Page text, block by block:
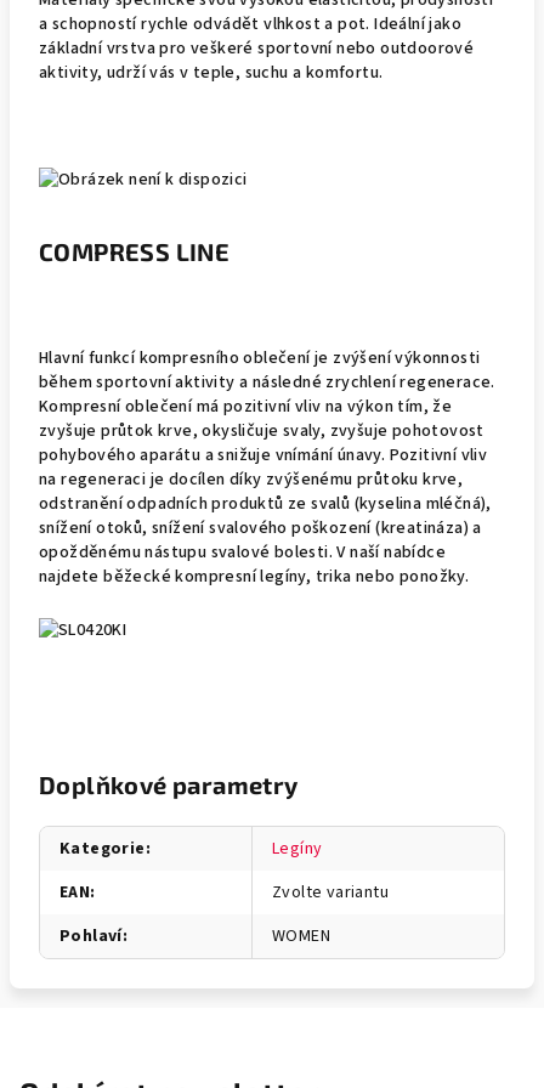
a schopností rychle odvádět vlhkost a pot. Ideální jako
základní vrstva pro veškeré sportovní nebo outdoorové
aktivity, udrží vás v teple, suchu a komfortu.
COMPRESS LINE
Hlavní funkcí kompresního oblečení je zvýšení výkonnosti
během sportovní aktivity a následné zrychlení regenerace.
Kompresní oblečení má pozitivní vliv na výkon tím, že
zvyšuje průtok krve, okysličuje svaly, zvyšuje pohotovost
pohybového aparátu a snižuje vnímání únavy. Pozitivní vliv
na regeneraci je docílen díky zvýšenému průtoku krve,
odstranění odpadních produktů ze svalů (kyselina mléčná),
snížení otoků, snížení svalového poškození (kreatináza) a
opožděnému nástupu svalové bolesti. V naší nabídce
najdete běžecké kompresní legíny, trika nebo ponožky.
Doplňkové parametry
Kategorie:
Legíny
EAN:
Zvolte variantu
Pohlaví: WOMEN